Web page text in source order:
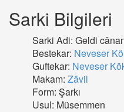
Sarki Bilgileri
Sarki Adi: Geldi
Bestekar: Neveser
Guftekar: Neveser
Makam: Zâvil
Form: Şarkı
Usul: Müsemmen